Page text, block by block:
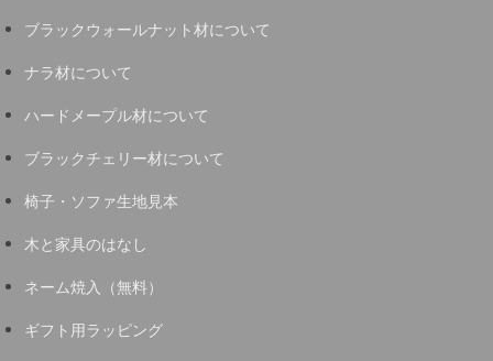
ブラックウォールナット材について
ナラ材について
ハードメープル材について
ブラックチェリー材について
椅子・ソファ生地見本
木と家具のはなし
ネーム焼入（無料）
ギフト用ラッピング